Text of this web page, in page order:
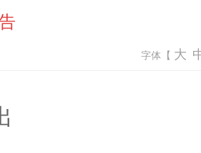
字体【 大